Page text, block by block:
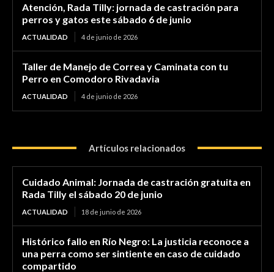
Atención, Rada Tilly: jornada de castración para
perros y gatos este sábado 6 de junio
ACTUALIDAD 4 de junio de 2026
Taller de Manejo de Correa y Caminata con tu
Perro en Comodoro Rivadavia
ACTUALIDAD 4 de junio de 2026
Artículos relacionados
Cuidado Animal: Jornada de castración gratuita en
Rada Tilly el sábado 20 de junio
ACTUALIDAD 18 de junio de 2026
Histórico fallo en Río Negro: La justicia reconoce a
una perra como ser sintiente en caso de cuidado
compartido